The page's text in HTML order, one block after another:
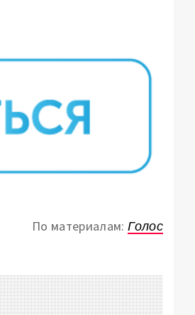
По материалам:Голос